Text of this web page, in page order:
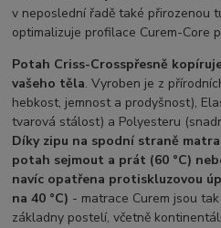
v neposlední řadě také přirozenou
optimalizuje profilace Curem-Core
Potah Criss-Crosspřesně
vašeho těla. Vyroben je z
hebkost, jemnost a prodyšnost),
tvarová stálost) a Polyesteru
Díky zipu na spodní straně
potah sejmout a prát (60 °C)
navíc opatřena protiskluzovou
na 40 °C) - matrace Curem jsou
základny postelí, včetně